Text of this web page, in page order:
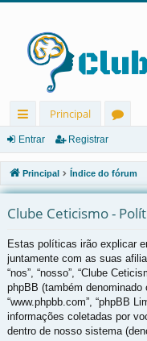
in
ks
rá
pi
d
os
Principal
u
ns
Entrar Registrar
Principal Índice do fórum
Clube Ceticismo -
Estas políticas irão explicar
juntamente com as suas
“nos”, “nosso”, “Clube
phpBB (também denominado
“www.phpbb.com”, “phpBB
informações coletadas por
dentro de nosso sistema